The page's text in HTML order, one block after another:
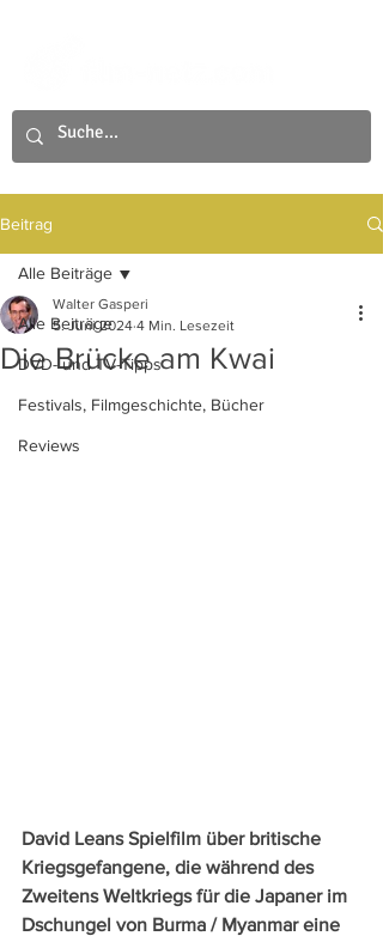
Beitrag
Alle Beiträge
DVD- und TV-Tipps
Festivals, Filmgeschichte, Bücher
Reviews
Alle Beiträge
Die Brücke am Kwai
Walter Gasperi
5. Juni 2024 4 Min. Lesezeit
David Leans Spielfilm über britische
Kriegsgefangene, die während des
Zweitens Weltkriegs für die Japaner im
Dschungel von Burma / Myanmar eine